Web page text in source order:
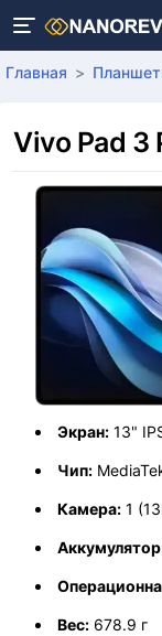
Главная
Vivo Pad 3
Экран: 13"
Чип:
Камера: 1
Вес: 678.9 г